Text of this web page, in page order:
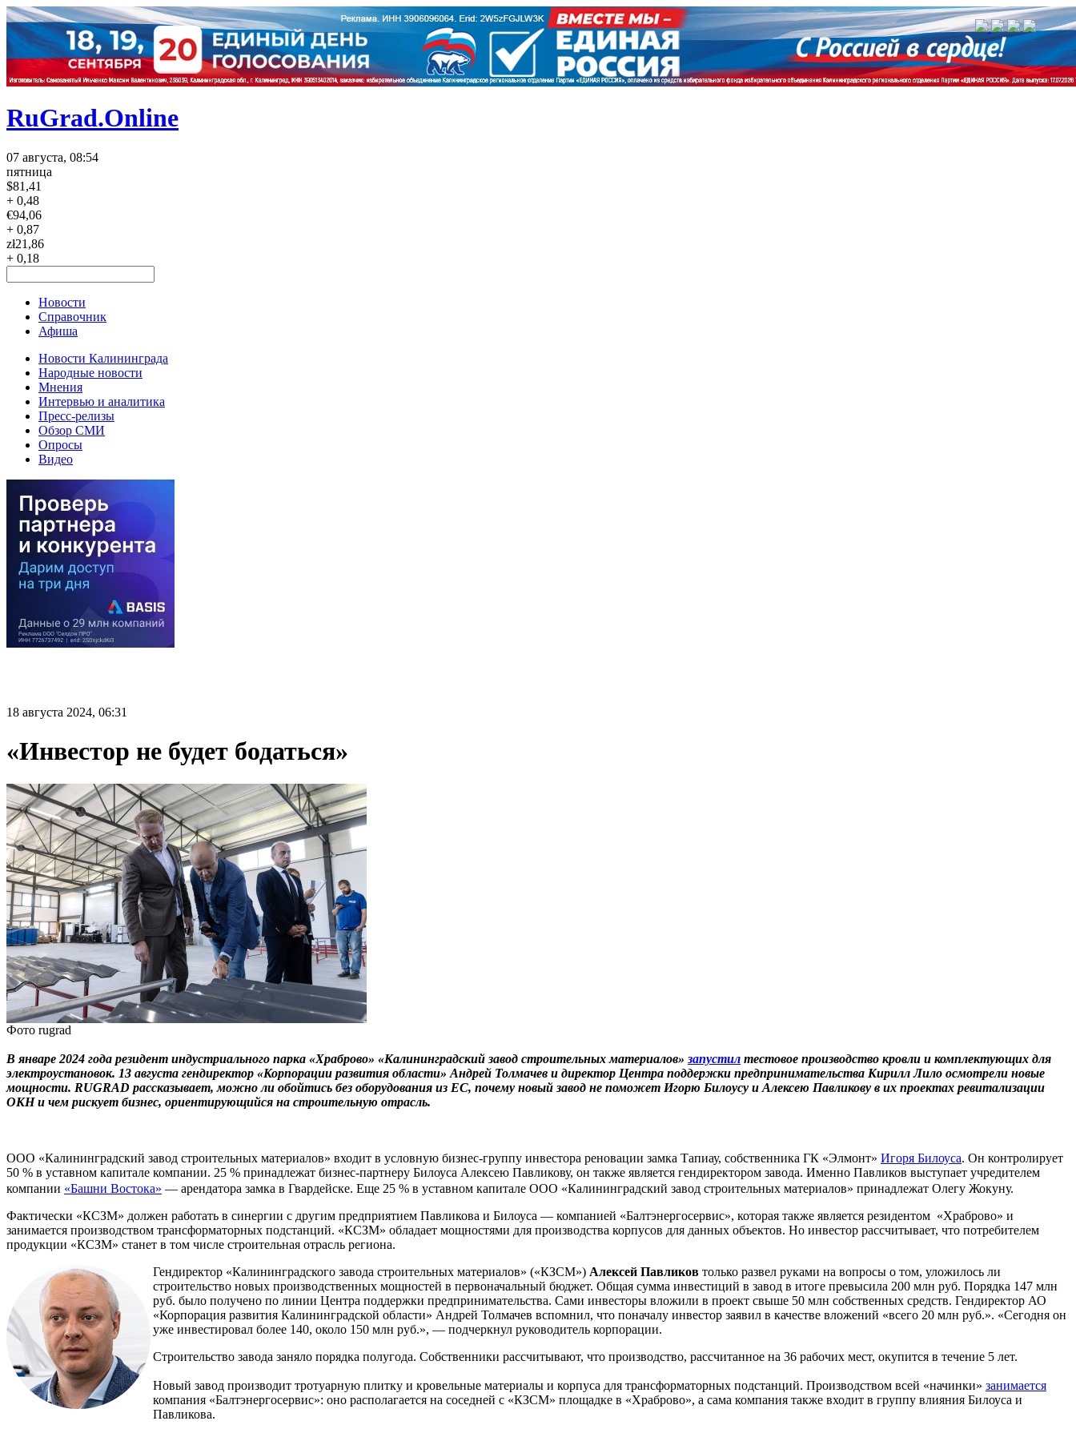
RuGrad.Online
07 августа, 08:54
пятница
$81,41
+ 0,48
€94,06
+ 0,87
zł21,86
+ 0,18
Новости
Справочник
Афиша
Новости Калининграда
Народные новости
Мнения
Интервью и аналитика
Пресс-релизы
Обзор СМИ
Опросы
Видео
18 августа 2024, 06:31
«Инвестор не будет бодаться»
Фото rugrad
В январе 2024 года резидент индустриального парка «Храброво» «Калининградский завод строительных материалов» запустил тестовое производство кровли и комплектующих для
электроустановок. 13 августа гендиректор «Корпорации развития области» Андрей Толмачев и директор Центра поддержки предпринимательства Кирилл Лило осмотрели новые
мощности. RUGRAD рассказывает, можно ли обойтись без оборудования из ЕС, почему новый завод не поможет Игорю Билоусу и Алексею Павликову в их проектах ревитализации
ОКН и чем рискует бизнес, ориентирующийся на строительную отрасль.
ООО «Калининградский завод строительных материалов» входит в условную бизнес-группу инвестора реновации замка Тапиау, собственника ГК «Элмонт» Игоря Билоуса. Он контролирует
50 % в уставном капитале компании. 25 % принадлежат бизнес-партнеру Билоуса Алексею Павликову, он также является гендиректором завода. Именно Павликов выступает учредителем
компании «Башни Востока» — арендатора замка в Гвардейске. Еще 25 % в уставном капитале ООО «Калининградский завод строительных материалов» принадлежат Олегу Жокуну.
Фактически «КСЗМ» должен работать в синергии с другим предприятием Павликова и Билоуса — компанией «Балтэнергосервис», которая также является резидентом «Храброво» и
занимается производством трансформаторных подстанций. «КСЗМ» обладает мощностями для производства корпусов для данных объектов. Но инвестор рассчитывает, что потребителем
продукции «КСЗМ» станет в том числе строительная отрасль региона.
Гендиректор «Калининградского завода строительных материалов» («КЗСМ») Алексей Павликов только развел руками на вопросы о том, уложилось ли
строительство новых производственных мощностей в первоначальный бюджет. Общая сумма инвестиций в завод в итоге превысила 200 млн руб. Порядка 147 млн
руб. было получено по линии Центра поддержки предпринимательства. Сами инвесторы вложили в проект свыше 50 млн собственных средств. Гендиректор АО
«Корпорация развития Калининградской области» Андрей Толмачев вспомнил, что поначалу инвестор заявил в качестве вложений «всего 20 млн руб.». «Сегодня он
уже инвестировал более 140, около 150 млн руб.», — подчеркнул руководитель корпорации.
Строительство завода заняло порядка полугода. Собственники рассчитывают, что производство, рассчитанное на 36 рабочих мест, окупится в течение 5 лет.
Новый завод производит тротуарную плитку и кровельные материалы и корпуса для трансформаторных подстанций. Производством всей «начинки» занимается
компания «Балтэнергосервис»: оно располагается на соседней с «КЗСМ» площадке в «Храброво», а сама компания также входит в группу влияния Билоуса и
Павликова.